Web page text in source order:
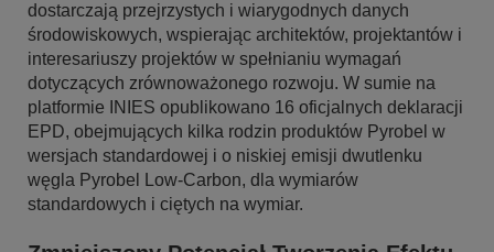
dostarczają przejrzystych i wiarygodnych danych
środowiskowych, wspierając architektów, projektantów i
interesariuszy projektów w spełnianiu wymagań
dotyczących zrównoważonego rozwoju. W sumie na
platformie INIES opublikowano 16 oficjalnych deklaracji
EPD, obejmujących kilka rodzin produktów Pyrobel w
wersjach standardowej i o niskiej emisji dwutlenku
węgla Pyrobel Low-Carbon, dla wymiarów
standardowych i ciętych na wymiar.